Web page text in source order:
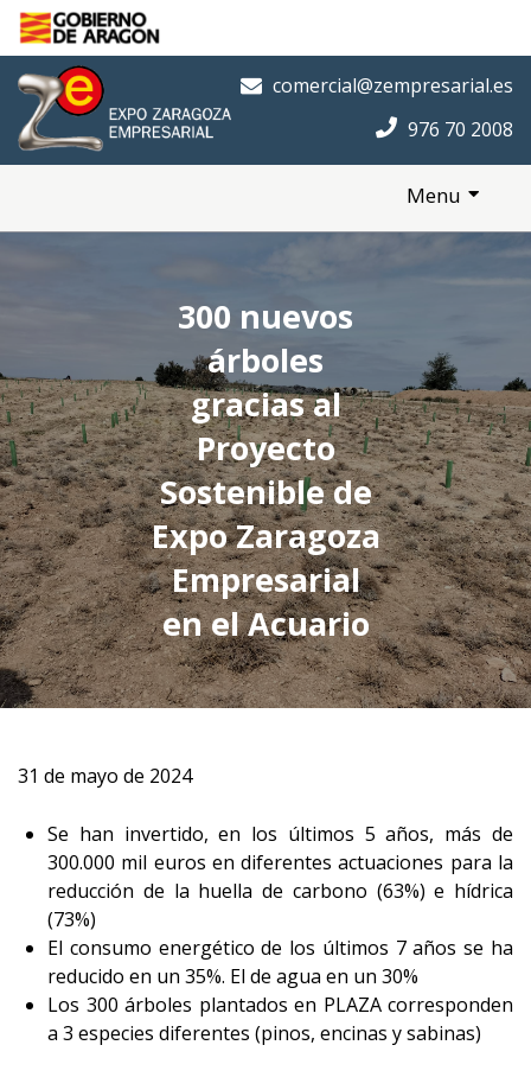
Saltar al contenido principal
comercial@zempresarial.es
976 70 2008
Inicio
Menu
300 nuevos
árboles
gracias al
Proyecto
Sostenible de
Expo Zaragoza
Empresarial
en el Acuario
31 de mayo de 2024
Se han invertido, en los últimos 5 años, más de
300.000 mil euros en diferentes actuaciones para la
reducción de la huella de carbono (63%) e hídrica
(73%)
El consumo energético de los últimos 7 años se ha
reducido en un 35%. El de agua en un 30%
Los 300 árboles plantados en PLAZA corresponden
a 3 especies diferentes (pinos, encinas y sabinas)